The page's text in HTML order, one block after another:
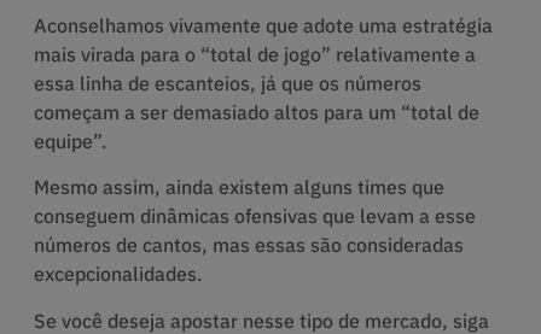
Aconselhamos vivamente que adote uma estratégia
mais virada para o “total de jogo” relativamente a
essa linha de escanteios, já que os números
começam a ser demasiado altos para um “total de
equipe”.
Mesmo assim, ainda existem alguns times que
conseguem dinâmicas ofensivas que levam a esse
números de cantos, mas essas são consideradas
excepcionalidades.
Se você deseja apostar nesse tipo de mercado, siga